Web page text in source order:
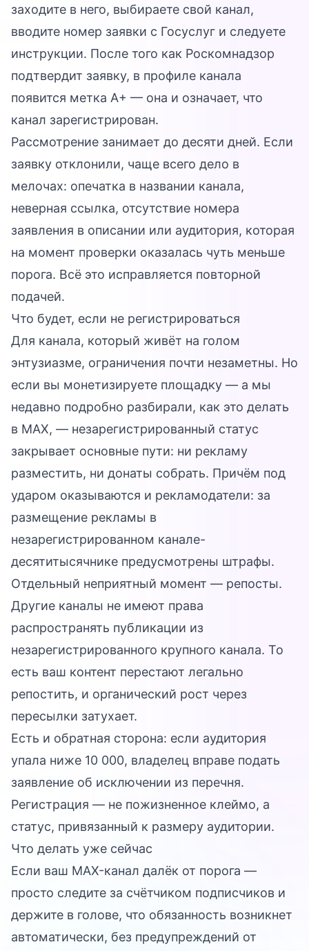
заходите в него, выбираете свой канал,
вводите номер заявки с Госуслуг и следуете
инструкции. После того как Роскомнадзор
подтвердит заявку, в профиле канала
появится метка A+ — она и означает, что
канал зарегистрирован.
Рассмотрение занимает до десяти дней. Если
заявку отклонили, чаще всего дело в
мелочах: опечатка в названии канала,
неверная ссылка, отсутствие номера
заявления в описании или аудитория, которая
на момент проверки оказалась чуть меньше
порога. Всё это исправляется повторной
подачей.
Что будет, если не регистрироваться
Для канала, который живёт на голом
энтузиазме, ограничения почти незаметны. Но
если вы монетизируете площадку — а мы
недавно подробно разбирали, как это делать
в MAX, — незарегистрированный статус
закрывает основные пути: ни рекламу
разместить, ни донаты собрать. Причём под
ударом оказываются и рекламодатели: за
размещение рекламы в
незарегистрированном канале-
десятитысячнике предусмотрены штрафы.
Отдельный неприятный момент — репосты.
Другие каналы не имеют права
распространять публикации из
незарегистрированного крупного канала. То
есть ваш контент перестают легально
репостить, и органический рост через
пересылки затухает.
Есть и обратная сторона: если аудитория
упала ниже 10 000, владелец вправе подать
заявление об исключении из перечня.
Регистрация — не пожизненное клеймо, а
статус, привязанный к размеру аудитории.
Что делать уже сейчас
Если ваш MAX-канал далёк от порога —
просто следите за счётчиком подписчиков и
держите в голове, что обязанность возникнет
автоматически, без предупреждений от